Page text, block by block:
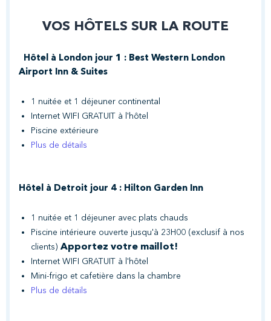
VOS HÔTELS SUR LA ROUTE
Hôtel à London jour 1 : Best Western London
Airport Inn & Suites
1 nuitée et 1 déjeuner continental
Internet WIFI GRATUIT à l'hôtel
Piscine extérieure
Plus de détails
Hôtel à Detroit jour 4 : Hilton Garden Inn
1 nuitée et 1 déjeuner avec plats chauds
Piscine intérieure ouverte jusqu'à 23H00 (exclusif à nos
clients) Apportez votre maillot!
Internet WIFI GRATUIT à l'hôtel
Mini-frigo et cafetière dans la chambre
Plus de détails